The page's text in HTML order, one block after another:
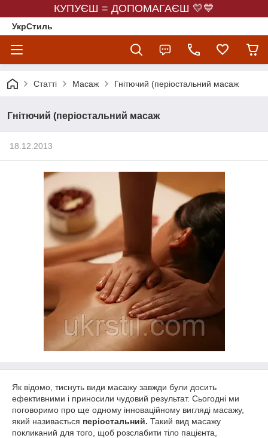
КУПУЄШ = ДОПОМАГАЄШ 💛💙
УкрСтиль
Статті Масаж Гнітючий (періостальний масаж
Гнітючий (періостальний масаж
18.12.2013
Як відомо, тиснуть види масажу завжди були досить
ефективними і приносили чудовий результат. Сьогодні ми
поговоримо про ще одному інноваційному вигляді масажу,
який називається періостальний. Такий вид масажу
покликаний для того, щоб розслабити тіло пацієнта,